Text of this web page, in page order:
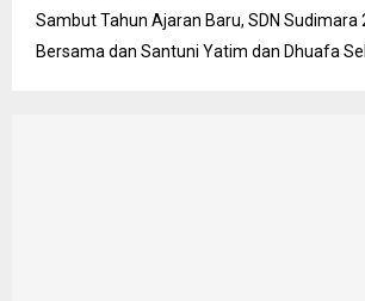
Sambut Tahun Ajaran Baru, SDN Sudimara
Bersama dan Santuni Yatim dan Dhuafa